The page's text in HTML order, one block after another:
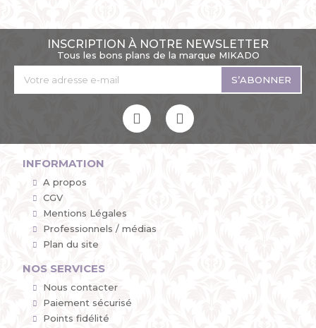
INSCRIPTION À NOTRE NEWSLETTER
Tous les bons plans de la marque MIKADO
S’ABONNER
INFORMATION
A propos
CGV
Mentions Légales
Professionnels / médias
Plan du site
NOS SERVICES
Nous contacter
Paiement sécurisé
Points fidélité